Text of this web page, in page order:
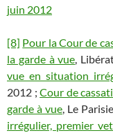
juin 2012
[8] Pour la Cour de
la garde à vue,
vue en situation
2012 ;Cour de
garde à vue, Le
irrégulier, premier